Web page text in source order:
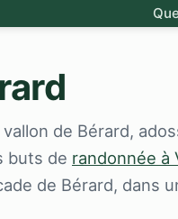
de Bérard,
buts de randonnée à
de Bérard, dans